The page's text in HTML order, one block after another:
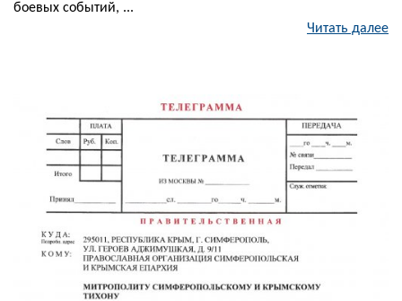
боевых событий, ...
Читать далее